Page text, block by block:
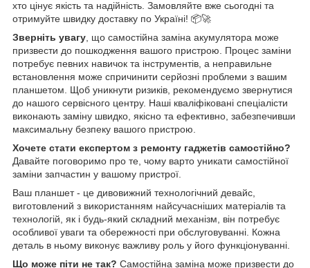
хто цінує якість та надійність. Замовляйте вже сьогодні та
отримуйте швидку доставку по Україні! 📦🚀
Зверніть увагу, що самостійна заміна акумулятора може
призвести до пошкодження вашого пристрою. Процес заміни
потребує певних навичок та інструментів, а неправильне
встановлення може спричинити серйозні проблеми з вашим
планшетом. Щоб уникнути ризиків, рекомендуємо звернутися
до нашого сервісного центру. Наші кваліфіковані спеціалісти
виконають заміну швидко, якісно та ефективно, забезпечивши
максимальну безпеку вашого пристрою.
Хочете стати експертом з ремонту гаджетів самостійно?
Давайте поговоримо про те, чому варто уникати самостійної
заміни запчастин у вашому пристрої.
Ваш планшет - це дивовижний технологічний девайс,
виготовлений з використанням найсучасніших матеріалів та
технологій, як і будь-який складний механізм, він потребує
особливої уваги та обережності при обслуговуванні. Кожна
деталь в ньому виконує важливу роль у його функціонуванні.
Що може піти не так? Самостійна заміна може призвести до